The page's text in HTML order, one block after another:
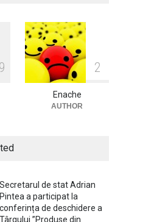
ianuarie 2, 2026
Cum să-ți protejezi culturile
de legume cu serele de la
Micul Fermier?
decembrie 29, 2025
9 2
Enache
AUTHOR
Secretarul de stat Adrian
Pintea a participat la
conferința de deschidere a
Târgului ”Produse din